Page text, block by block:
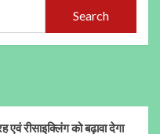
Search
एवं रीसाइक्लिंग को बढ़ावा देगा